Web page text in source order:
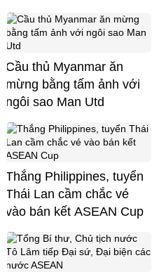
Cầu thủ Myanmar ăn
mừng bằng tấm ảnh với
ngôi sao Man Utd
Thắng Philippines, tuyển
Thái Lan cầm chắc vé
vào bán kết ASEAN Cup